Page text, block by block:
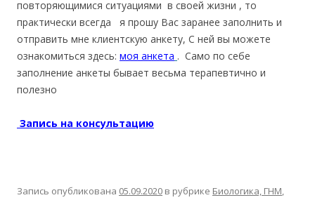
повторяющимися ситуациями в своей жизни , то
практически всегда я прошу Вас заранее заполнить и
отправить мне клиентскую анкету, С ней вы можете
ознакомиться здесь: моя анкета . Само по себе
заполнение анкеты бывает весьма терапевтично и
полезно
Запись на консультацию
Запись опубликована 05.09.2020 в рубрике Биологика, ГНМ,